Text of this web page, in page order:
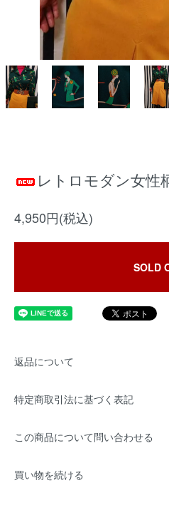
レトロモダン女性
4,950円(税込)
SOLD
返品について
特定商取引法に基づく表記
この商品について問い合わせる
買い物を続ける